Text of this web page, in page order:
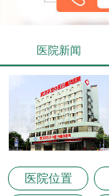
医院新闻
医院位置